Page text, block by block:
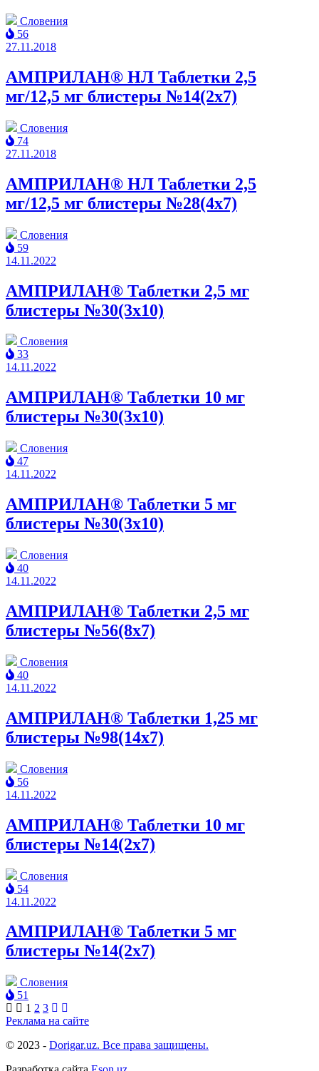
Словения
56
27.11.2018
АМПРИЛАН® НЛ Таблетки 2,5
мг/12,5 мг блистеры №14(2x7)
Словения
74
27.11.2018
АМПРИЛАН® НЛ Таблетки 2,5
мг/12,5 мг блистеры №28(4x7)
Словения
59
14.11.2022
АМПРИЛАН® Таблетки 2,5 мг
блистеры №30(3x10)
Словения
33
14.11.2022
АМПРИЛАН® Таблетки 10 мг
блистеры №30(3x10)
Словения
47
14.11.2022
АМПРИЛАН® Таблетки 5 мг
блистеры №30(3x10)
Словения
40
14.11.2022
АМПРИЛАН® Таблетки 2,5 мг
блистеры №56(8x7)
Словения
40
14.11.2022
АМПРИЛАН® Таблетки 1,25 мг
блистеры №98(14x7)
Словения
56
14.11.2022
АМПРИЛАН® Таблетки 10 мг
блистеры №14(2x7)
Словения
54
14.11.2022
АМПРИЛАН® Таблетки 5 мг
блистеры №14(2x7)
Словения
51
1 2 3
Реклама на сайте
© 2023 - Dorigar.uz. Все права защищены.